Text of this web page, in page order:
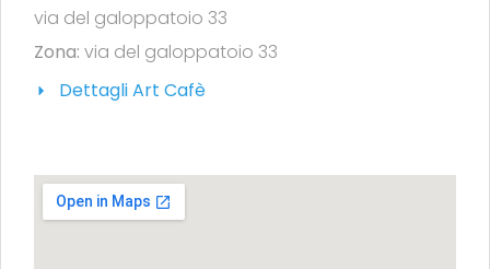
via del galoppatoio 33
Zona: via del galoppatoio 33
Dettagli Art Cafè